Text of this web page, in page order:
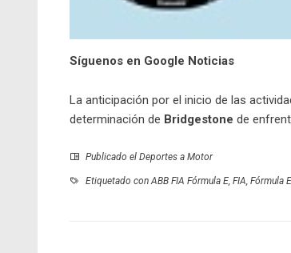
Síguenos en Google Noticias
La anticipación por el inicio de las
determinación de Bridgestone de
Publicado el Deportes a Motor
Etiquetado conABB FIA Fórmula E, FIA, Fórmula E